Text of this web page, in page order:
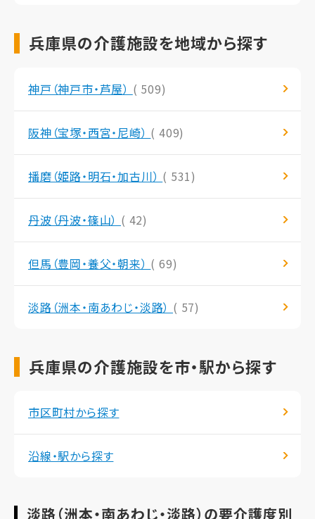
兵庫県の介護施設を地域から探す
神戸（神戸市・芦屋） ( 509)
阪神（宝塚・西宮・尼崎） ( 409)
播磨（姫路・明石・加古川） ( 531)
丹波（丹波・篠山） ( 42)
但馬（豊岡・養父・朝来） ( 69)
淡路（洲本・南あわじ・淡路） ( 57)
兵庫県の介護施設を市・駅から探す
市区町村から探す
沿線・駅から探す
淡路（洲本・南あわじ・淡路）の要介護度別